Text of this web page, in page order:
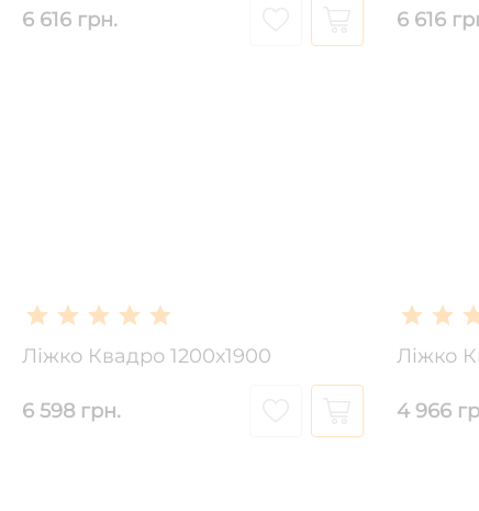
6 616 грн. 6 616
Ліжко Квадро 1200х1900
6 598 грн.
Ліжко
4 966